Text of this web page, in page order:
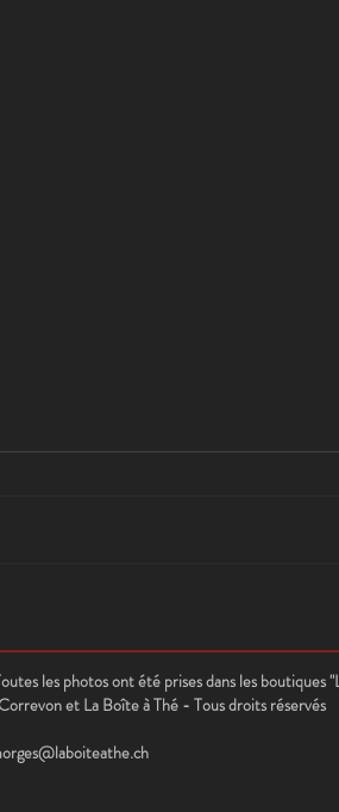
les photos ont été prises dans les boutiques
et La Boîte à Thé - Tous droits réservés